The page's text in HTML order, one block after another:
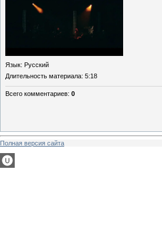
Язык: Русский
Длительность материала: 5:18
Всего комментариев: 0
Полная версия сайта